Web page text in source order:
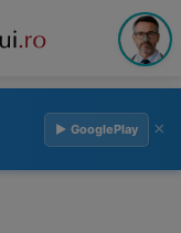
▶ GooglePlay ×